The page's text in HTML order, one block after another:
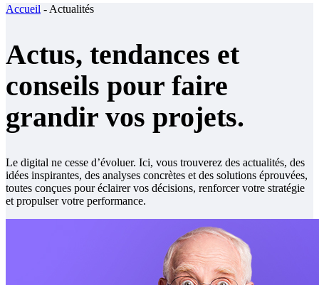
Accueil - Actualités
Actus, tendances et
conseils pour faire
grandir vos projets.
Le digital ne cesse d’évoluer. Ici, vous trouverez des actualités, des
idées inspirantes, des analyses concrètes et des solutions éprouvées,
toutes conçues pour éclairer vos décisions, renforcer votre stratégie
et propulser votre performance.